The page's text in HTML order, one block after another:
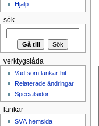
Hjälp
sök
verktygslåda
Vad som länkar hit
Relaterade ändringar
Specialsidor
länkar
SVÄ hemsida